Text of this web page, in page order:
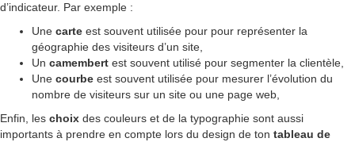
d’indicateur. Par exemple :
Une carte est souvent utilisée pour pour représenter la
géographie des visiteurs d’un site,
Un camembert est souvent utilisé pour segmenter la clientèle,
Une courbe est souvent utilisée pour mesurer l’évolution du
nombre de visiteurs sur un site ou une page web,
Enfin, les choix des couleurs et de la typographie sont aussi
importants à prendre en compte lors du design de ton tableau de